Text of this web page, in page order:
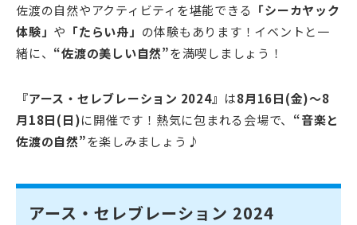
佐渡の自然やアクティビティを堪能できる 「シーカヤック
体験」 や 「たらい舟」 の体験もあります！イベントと一
緒に、 “佐渡の美しい自然”を満喫しましょう！
『アース・セレブレーション 2024』 は8月16日(金)～8
月18日(日)に開催です！熱気に包まれる会場で、 “音楽と
佐渡の自然”を楽しみましょう♪
アース・セレブレーション 2024